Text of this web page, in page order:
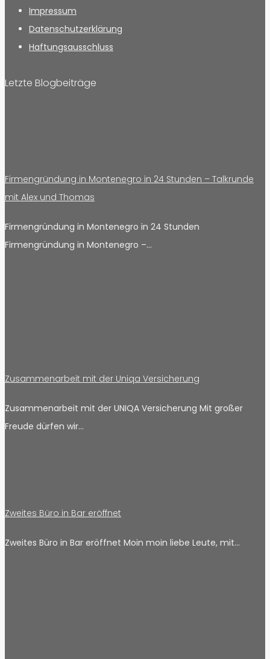
Impressum
Datenschutzerklärung
Haftungsausschluss
Letzte Blogbeiträge
Firmengründung in Montenegro in 24 Stunden – Talkrunde
mit Alex und Thomas
Firmengründung in Montenegro in 24 Stunden
Firmengründung in Montenegro –…
Zusammenarbeit mit der Uniqa Versicherung
Zusammenarbeit mit der UNIQA Versicherung Mit großer
Freude dürfen wir…
Zweites Büro in Bar eröffnet
Zweites Büro in Bar eröffnet Moin moin liebe Leute, mit…